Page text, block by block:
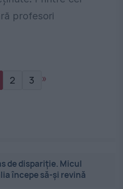
profesori
2 3 »
de dispariție. Micul
începe să-și revină